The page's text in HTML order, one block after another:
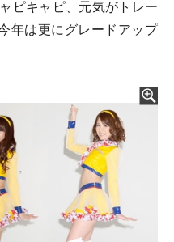
ピキャピ、元気がトレー
年は更にグレードアップ